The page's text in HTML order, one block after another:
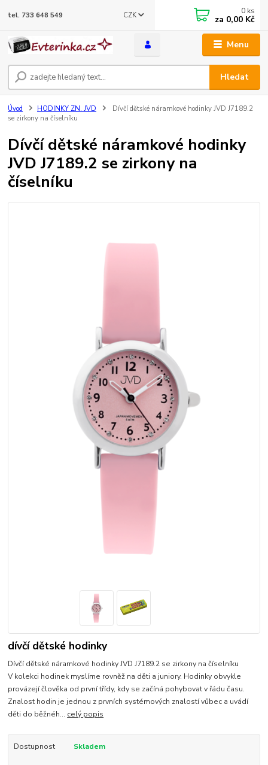
Menu
CZK
Hledat
tel. 733 648 549 0 ks
za 0,00 Kč
Úvod HODINKY ZN. JVD
Dívčí dětské náramkové hodinky JVD J7189.2
se zirkony na číselníku
Dívčí dětské náramkové hodinky
JVD J7189.2 se zirkony na
číselníku
dívčí dětské hodinky
Dívčí dětské náramkové hodinky JVD J7189.2 se zirkony na číselníku
V kolekci hodinek myslíme rovněž na děti a juniory. Hodinky obvykle
provázejí člověka od první třídy, kdy se začíná pohybovat v řádu času.
Znalost hodin je jednou z prvních systémových znalostí vůbec a uvádí
děti do běžnéh... celý popis
Dostupnost Skladem